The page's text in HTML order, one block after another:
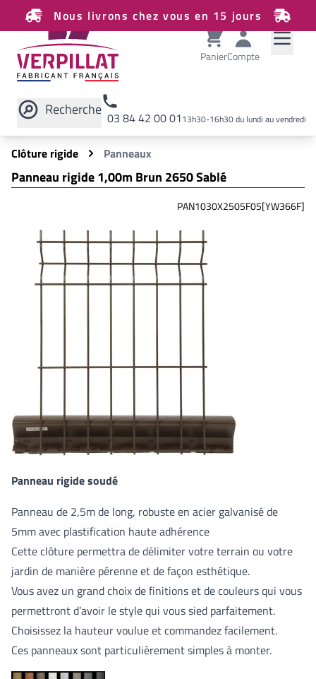
Nous livrons chez vous en 15 jours
PanierCompte
Recherche 03 84 42 00 0113h30-16h30 du lundi au vendredi
Rechercher sur le site
Clôture rigide
Panneaux
Panneau rigide 1,00m Brun 2650 Sablé
PAN1030X2505F05[YW366F]
Panneau rigide soudé
Panneau de 2,5m de long, robuste en acier galvanisé de
5mm avec plastification haute adhérence
Cette clôture permettra de délimiter votre terrain ou votre
jardin de manière pérenne et de façon esthétique.
Vous avez un grand choix de finitions et de couleurs qui vous
permettront d’avoir le style qui vous sied parfaitement.
Choisissez la hauteur voulue et commandez facilement.
Ces panneaux sont particulièrement simples à monter.